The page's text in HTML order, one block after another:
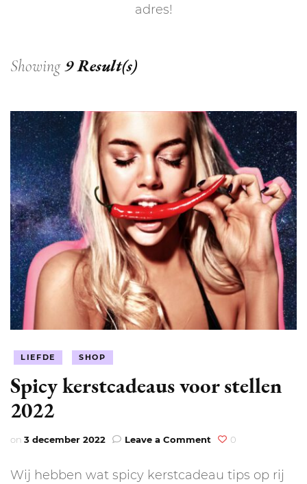
adres!
Showing9 Result(s)
LIEFDE SHOP
Spicy kerstcadeaus voor stellen
2022
on 3 december 2022 Leave a Comment on
voor
0
Wij hebben wat spicy kerstcadeau tips op rij